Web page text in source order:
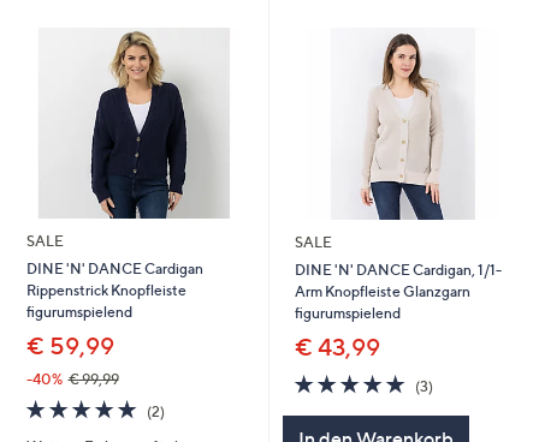
SALE
DINE 'N' DANCE Cardigan
Rippenstrick Knopfleiste
figurumspielend
€ 59,99
-40% € 99,99
5.0
von
(2)2
SALE
DINE 'N' DANCE Cardigan, 1/1-
Arm Knopfleiste Glanzgarn
figurumspielend
€ 43,99
5.0
von
(3)3